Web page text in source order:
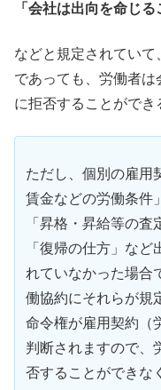
「会社は出向を命じる
などと規定されてい
であっても、労働者
に拒否することができ
ただし、個別の雇用
賃金などの労働条件
「昇格・昇給等の査
「復帰の仕方」な
れていなかった場合
働協約にそれらが規
命令権が雇用契約（
判断されますので、
否することができな